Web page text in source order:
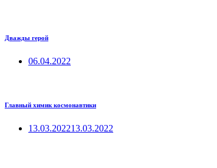
Дважды герой
06.04.2022
Главный химик космонавтики
13.03.202213.03.2022